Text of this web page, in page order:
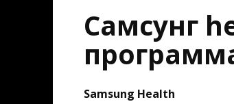
Самсунг
Samsung Health